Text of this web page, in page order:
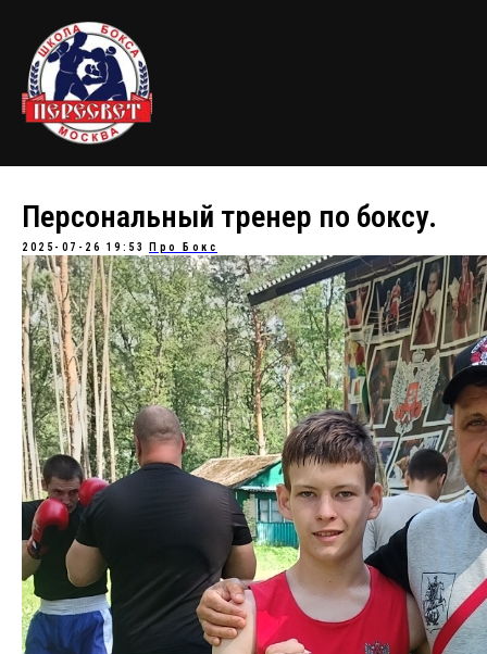
Персональный тренер по боксу.
2025-07-26 19:53 Про Бокс